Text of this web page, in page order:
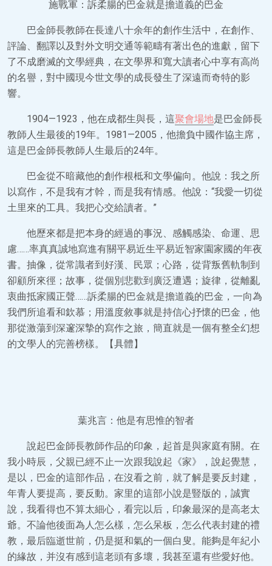
施戰軍：訴柔腸的巴金就是擔道義的巴金
巴金師長教師在長達八十余年的創作生活中，在創作、
評論、翻譯以及對外文明交通等範疇有著出色的進獻，留下
了不成磨滅的文學經典，在文學界和寬大讀者心中享有高尚
的名譽，對中國現今世文學的成長發生了深遠而奇特的影
響。
1904—1923，他在成都生與長，這聚會場地是巴金師長
教師人生最後的19年。1981—2005，他擔負中國作協主席，
這是巴金師長教師人生最后的24年。
巴金從不暗藏他的創作根柢和文學偏向。他說：我之所
以寫作，不是我有才幹，而是我有情感。他說：“我愛一切從
土里來的工具。我把心交給讀者。”
他歷來都是把本身的經過的事況、感觸感染、命運、思
慮……率真真誠地寫進有關平易近生平易近智家園家國的年夜
書。抽像，從常識者到好漢、民眾；心路，從背叛舊軌制到
卻顧所來徑；故事，從個別悲歡到廣泛遭遇；旋律，從離亂
衷曲抵家國正聲……訴柔腸的巴金就是擔道義的巴金，一向為
我們所追看和欽慕；用溫度敘事就是持信心抒懷的巴金，他
那從激蕩到深邃深摯的寫作之旅，簡直就是一個有整全幻想
的文學人的完善榜樣。【具體】
葉兆言：他是有思惟的智者
說起巴金師長教師作品的印象，起首是與家庭有關。在
我小時辰，父親已經不止一次跟我說起《家》，說起覺慧，
是以，巴金的這部作品，在沒看之前，就了解是要反封建，
年青人要提高，要反動。家里的這部小說是豎版的，誠實
說，我看得也不算太細心，看完以后，印象最深的是高老太
爺。不論他後面為人怎么樣，怎么呆板，怎么代表封建的禮
教，最后臨逝世前，仍是挺和氣的一個白叟。能夠是年紀小
的緣故，并沒有感到這老頭有多壞，我甚至還有些愛好他。